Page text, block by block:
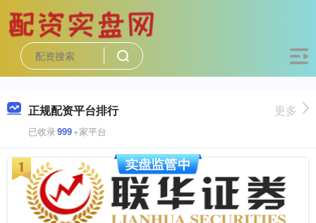
正规配资平台排行
已收录999+家平台
更多